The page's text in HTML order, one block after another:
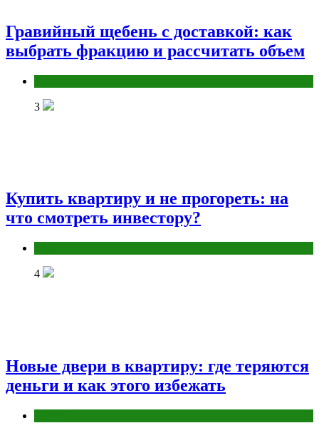
Гравийный щебень с доставкой: как
выбрать фракцию и рассчитать объем
3
Купить квартиру и не прогореть: на
что смотреть инвестору?
4
Новые двери в квартиру: где теряются
деньги и как этого избежать